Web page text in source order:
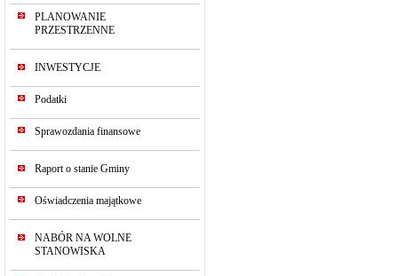
PLANOWANIE
PRZESTRZENNE
INWESTYCJE
Podatki
Sprawozdania finansowe
Raport o stanie Gminy
Oświadczenia majątkowe
NABÓR NA WOLNE
STANOWISKA